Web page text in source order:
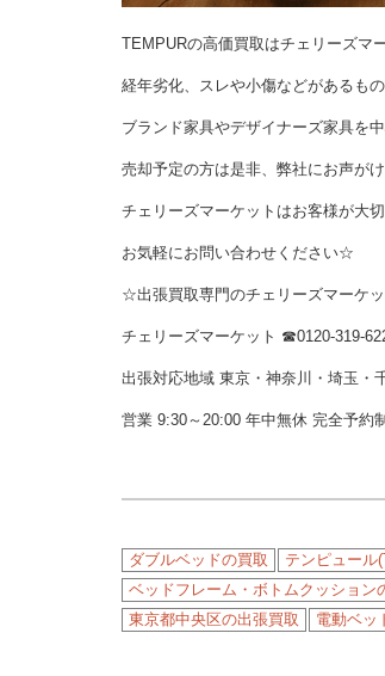
TEMPURの高価買取はチェリーズマ
経年劣化、スレや小傷などがあるも
ブランド家具やデザイナーズ家具を
売却予定の方は是非、弊社にお声がけ
チェリーズマーケットはお客様が大
お気軽にお問い合わせください☆
☆出張買取専門のチェリーズマーケ
チェリーズマーケット ☎︎0120-319-
出張対応地域 東京・神奈川・埼玉・
営業 9:30～20:00 年中無休 完全予約制
ダブルベッドの買取 テンピュール
ベッドフレーム・ボトムクッション
東京都中央区の出張買取
電動ベッ